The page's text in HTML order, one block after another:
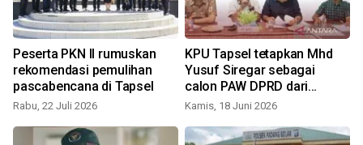
Peserta PKN II rumuskan
rekomendasi pemulihan
pascabencana di Tapsel
Rabu, 22 Juli 2026
KPU Tapsel tetapkan Mhd
Yusuf Siregar sebagai
calon PAW DPRD dari
NasDem
Kamis, 18 Juni 2026